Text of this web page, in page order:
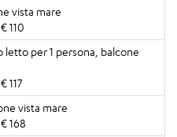
€ 110
€ 117
€ 168